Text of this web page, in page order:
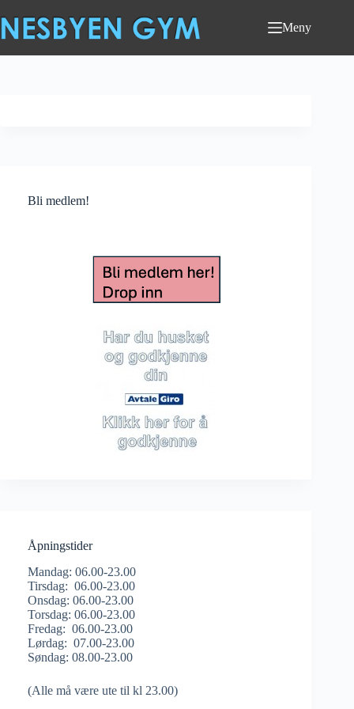
til
innholdet
Meny
Bli medlem!
Åpningstider
Mandag: 06.00-23.00
Tirsdag: 06.00-23.00
Onsdag: 06.00-23.00
Torsdag: 06.00-23.00
Fredag: 06.00-23.00
Lørdag: 07.00-23.00
Søndag: 08.00-23.00
(Alle må være ute til kl 23.00)